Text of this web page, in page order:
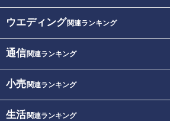
ウエディング関連ランキング
通信関連ランキング
小売関連ランキング
生活関連ランキング